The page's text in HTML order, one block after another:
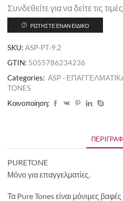
Συνδεθείτε για να δείτε τις τιμές
ΡΩΤΉΣΤΕ ΈΝΑΝ ΕΙΔΙΚΌ
SKU: ASP-PT-9.2
GTIN: 5055786234236
Categories: ASP -
TONES
Κοινοποίηση:
PURETONE
Μόνο για επαγγελματίες.
Τα Pure Tones είναι μόνιμες